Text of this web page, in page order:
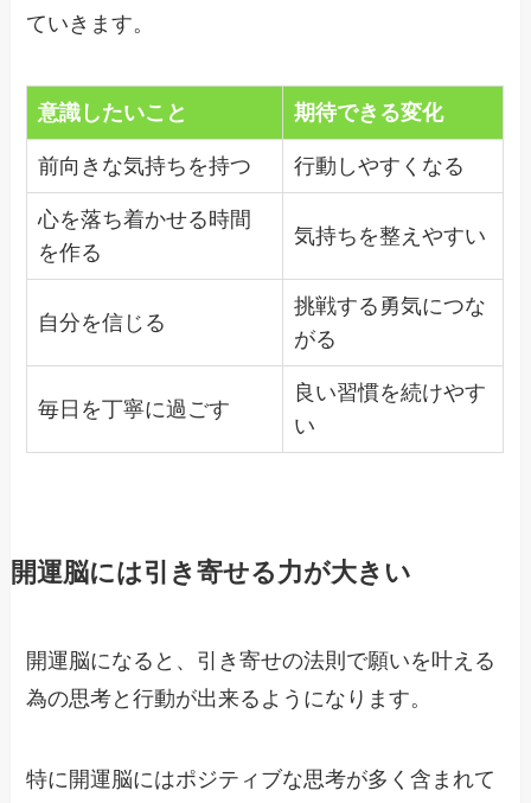
ていきます。
意識したいこと 期待できる変化
前向きな気持ちを持つ 行動しやすくなる
心を落ち着かせる時間
を作る
気持ちを整えやすい
自分を信じる
挑戦する勇気につな
がる
毎日を丁寧に過ごす
良い習慣を続けやす
い
開運脳には引き寄せる力が大きい
開運脳になると、引き寄せの法則で願いを叶える
為の思考と行動が出来るようになります。
特に開運脳にはポジティブな思考が多く含まれて